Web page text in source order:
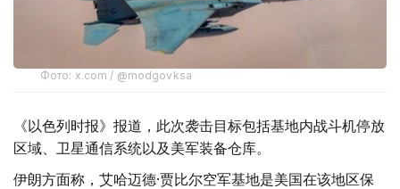
Фото: x.com / @modgovksa
《以色列时报》报道，此次袭击目标包括基地内战斗机停放
区域、卫星通信系统以及美军装备仓库。
伊朗方面称，艾哈迈德·贾比尔空军基地是美国在该地区保